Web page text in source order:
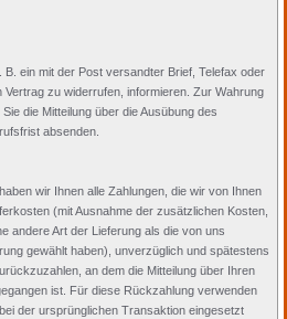
ein mit der Post versandter Brief, Telefax oder
zu widerrufen, informieren. Zur Wahrung
die Mitteilung über die Ausübung des
absenden.
wir Ihnen alle Zahlungen, die wir von Ihnen
(mit Ausnahme der zusätzlichen Kosten,
andere Art der Lieferung als die von uns
gewählt haben), unverzüglich und spätestens
an dem die Mitteilung über Ihren
ist. Für diese Rückzahlung verwenden
der ursprünglichen Transaktion eingesetzt